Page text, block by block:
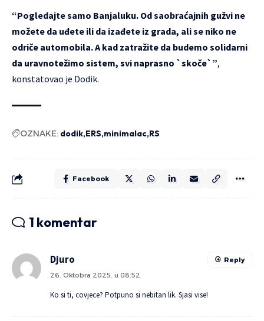
“Pogledajte samo Banjaluku. Od saobraćajnih gužvi ne
možete da uđete ili da izađete iz grada, ali se niko ne
odriče automobila. A kad zatražite da budemo solidarni
da uravnotežimo sistem, svi naprasno `skoče`”,
konstatovao je Dodik.
OZNAKE: dodik ERS minimalac RS
Facebook
1 komentar
Djuro
26. Oktobra 2025. u 08:52
Ko si ti, covjece? Potpuno si nebitan lik. Sjasi vise!
Reply